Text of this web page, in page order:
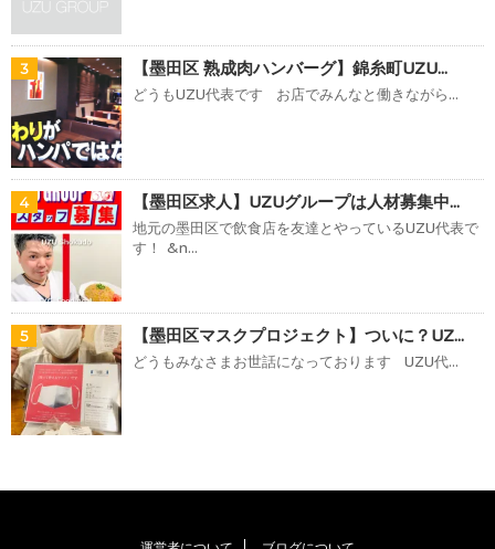
3 【墨田区 熟成肉ハンバーグ】錦糸町UZU...
どうもUZU代表です お店でみんなと働きながら...
4 【墨田区求人】UZUグループは人材募集中...
地元の墨田区で飲食店を友達とやっているUZU代表で
す！ &n...
5 【墨田区マスクプロジェクト】ついに？UZ...
どうもみなさまお世話になっております UZU代...